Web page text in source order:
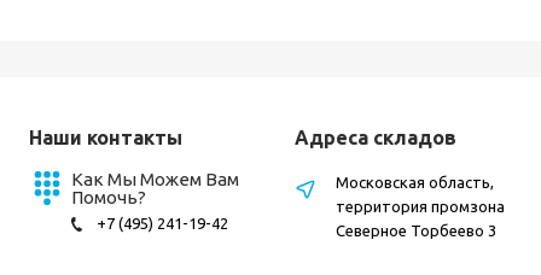
Наши контакты
Как Мы Можем Вам
Помочь?
+7 (495) 241-19-42
Адреса складов
Московская область,
территория промзона
Северное Торбеево 3